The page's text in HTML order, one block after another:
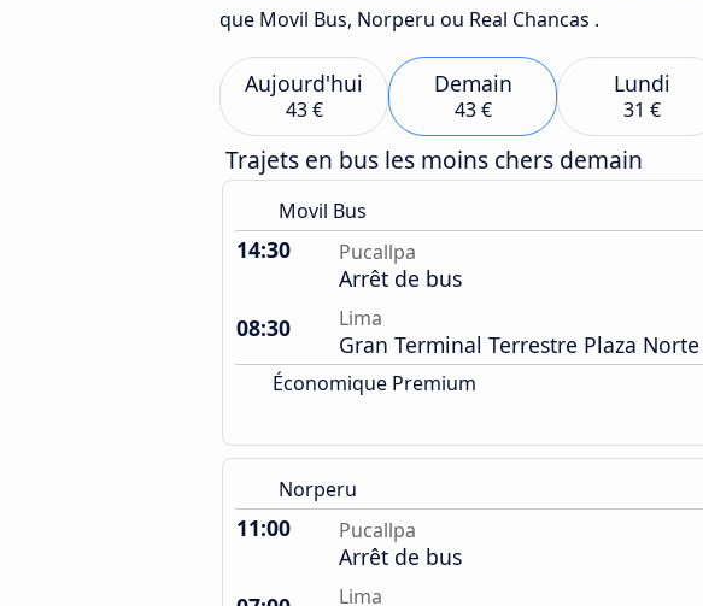
que Movil Bus, Norperu ou Real Chancas .
Aujourd'hui
43 €
Demain
43 €
Lundi
31 €
Trajets en bus les moins chers demain
Movil Bus
14:30 Pucallpa
Arrêt de bus
08:30
Lima
Gran Terminal Terrestre Plaza Norte
Économique Premium
Norperu
11:00 Pucallpa
Arrêt de bus
Lima